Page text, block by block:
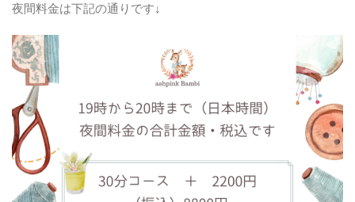
夜間料金は下記の通りです↓